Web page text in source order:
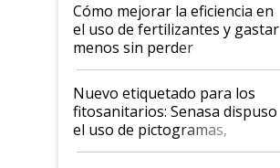
Cómo mejorar la eficiencia en
el uso de fertilizantes y gastar
menos sin perder
productividad en la campaña
fina
Nuevo etiquetado para los
fitosanitarios: Senasa dispuso
el uso de pictogramas,
palabras de advertencia e